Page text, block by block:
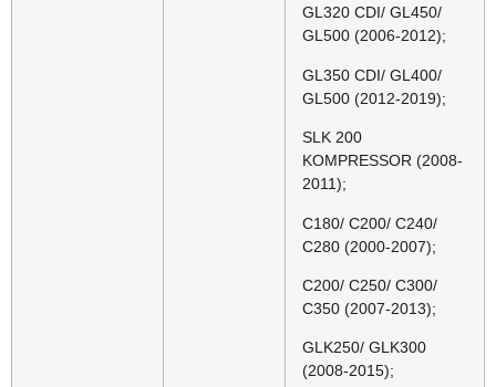
GL320 CDI/ GL450/
GL500 (2006-2012);
GL350 CDI/ GL400/
GL500 (2012-2019);
SLK 200
KOMPRESSOR (2008-
2011);
C180/ C200/ C240/
C280 (2000-2007);
C200/ C250/ C300/
C350 (2007-2013);
GLK250/ GLK300
(2008-2015);